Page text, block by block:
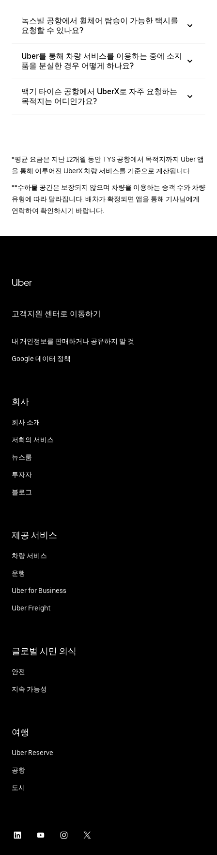
녹스빌 공항에서 휠체어 탑승이 가능한 택시를
요청할 수 있나요?
Uber를 통해 차량 서비스를 이용하는 중에 소지
품을 분실한 경우 어떻게 하나요?
맥기 타이슨 공항에서 UberX로 자주 요청하는
목적지는 어디인가요?
*평균 요금은 지난 12개월 동안 TYS 공항에서 목적지까지 Uber 앱
을 통해 이루어진 UberX 차량 서비스를 기준으로 계산됩니다.
**수하물 공간은 보장되지 않으며 차량을 이용하는 승객 수와 차량
유형에 따라 달라집니다. 배차가 확정되면 앱을 통해 기사님에게
연락하여 확인하시기 바랍니다.
Uber
고객지원 센터로 이동하기
내 개인정보를 판매하거나 공유하지 말 것
Google 데이터 정책
회사
회사 소개
저희의 서비스
뉴스룸
투자자
블로그
제공 서비스
차량 서비스
운행
Uber for Business
Uber Freight
글로벌 시민 의식
안전
지속 가능성
여행
Uber Reserve
공항
도시